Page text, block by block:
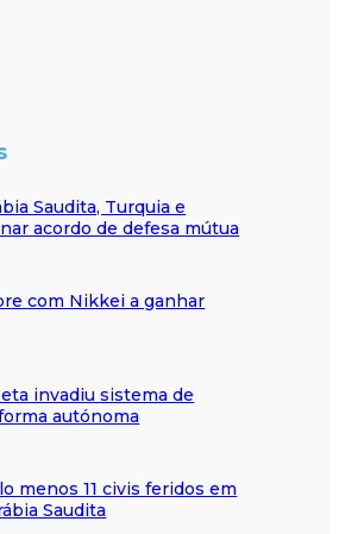
Saudita, Turquia e
acordo de defesa mútua
com Nikkei a ganhar
invadiu sistema de
autónoma
menos 11 civis feridos em
Saudita